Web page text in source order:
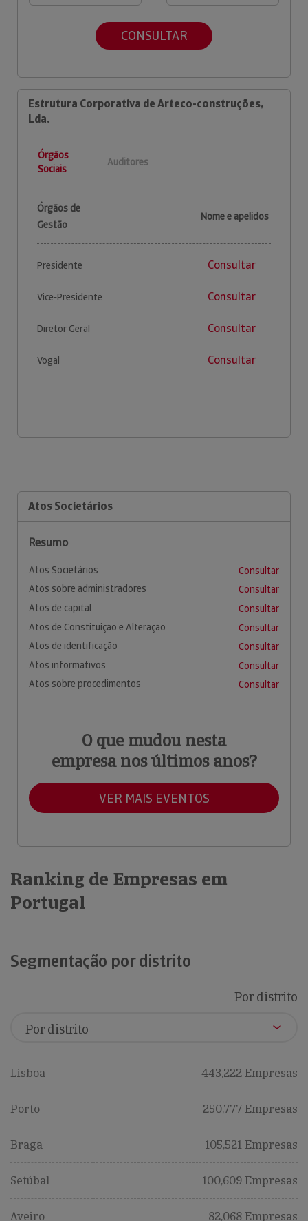
CONSULTAR
Estrutura Corporativa de Arteco-construções,
Lda.
Órgãos
Sociais
Auditores
Órgãos de
Gestão
Nome e apelidos
Presidente Consultar
Vice-Presidente Consultar
Diretor Geral Consultar
Vogal Consultar
Atos Societários
Resumo
Atos Societários
Consultar
Atos sobre administradores
Consultar
Atos de capital
Consultar
Atos de Constituição e Alteração
Consultar
Atos de identificação
Consultar
Atos informativos
Consultar
Atos sobre procedimentos
Consultar
O que mudou nesta
empresa nos últimos anos?
VER MAIS EVENTOS
Ranking de Empresas em
Portugal
Segmentação por distrito
Por distrito
Lisboa 443,222 Empresas
Porto 250,777 Empresas
Braga 105,521 Empresas
Setúbal 100,609 Empresas
Aveiro 82,068 Empresas